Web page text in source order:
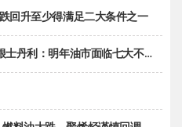
回升至少得满足二大条件之一
利：明年油市面临七大不确定性